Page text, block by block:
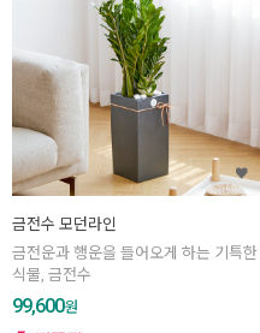
금전수 모던라인
금전운과 행운을 들어오게 하는 기특한
식물, 금전수
99,600원